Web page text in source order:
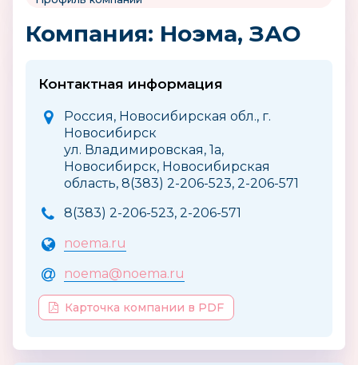
Компания: Ноэма, ЗАО
Контактная информация
Россия, Новосибирская обл., г.
Новосибирск
ул. Владимировская, 1а,
Новосибирск, Новосибирская
область, 8(383) 2-206-523, 2-206-571
8(383) 2-206-523, 2-206-571
noema.ru
noema@noema.ru
Карточка компании в PDF